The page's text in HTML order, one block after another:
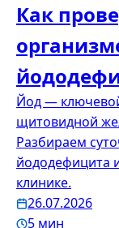
Как
Йод —
щитовидной
Разбираем
йододефицита
клинике.
26.07.2026
5 мин